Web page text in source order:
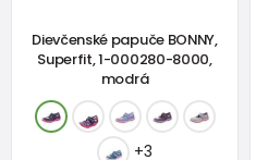
Dievčenské papuče BONNY,
Superfit, 1-000280-8000,
modrá
+3